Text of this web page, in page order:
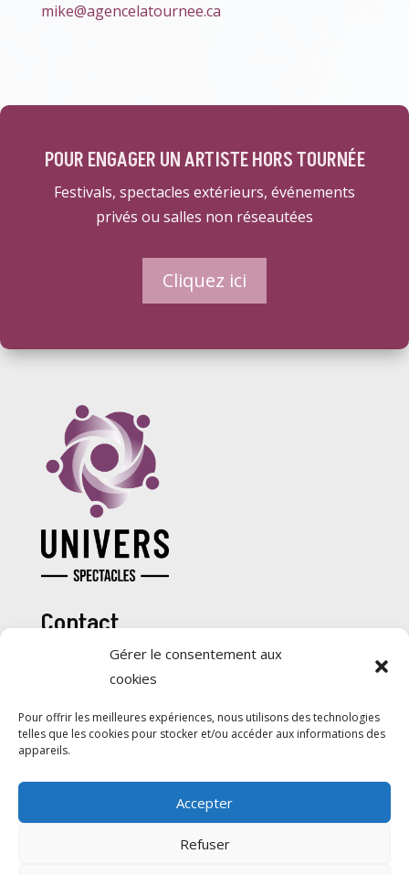
Gérer le consentement aux
cookies
Pour offrir les meilleures expériences, nous utilisons des technologies
telles que les cookies pour stocker et/ou accéder aux informations des
appareils.
Accepter
Refuser
mike@agencelatournee.ca
POUR ENGAGER UN ARTISTE HORS TOURNÉE
Festivals, spectacles extérieurs, événements
privés ou salles non réseautées
Cliquez ici
Contact
514 508-4565
Informations complémentaires
Politique de confidentialité
Conditions générales d’utlisation